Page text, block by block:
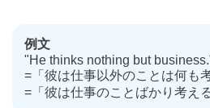
例文
"He thinks nothing but
=「彼は仕事以外のことは何も
=「彼は仕事のことばかり考える